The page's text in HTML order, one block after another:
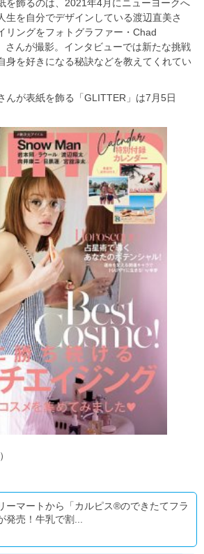
を飾るのは、2021年4月にニューヨークへ
生を自分でデザインしている渡辺直美さ
リングをフォトグラファー・Chad
さんが撮影。インタビューでは新たな挑戦
身を好きになる秘訣などを教えてくれてい
んが表紙を飾る「GLITTER」は7月5日
ーマートから「カルピス®のできたてフラ
発売！牛乳で割...